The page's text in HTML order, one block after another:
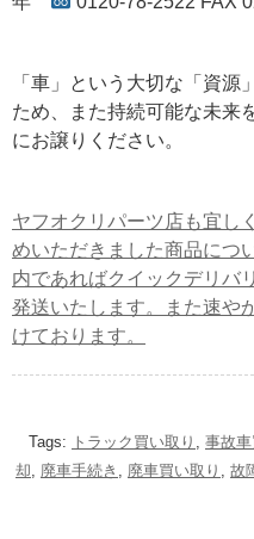
「車」という大切な「資源
ため、また持続可能な未来
にお譲りください。
ヤフオクリパーツ店も宜し
めいただきました商品につ
内であればクイックデリバ
発送いたします。また速や
けております。
Tags:
トラック買い取り 事故車
却
廃車手続き 廃車買い取り 故